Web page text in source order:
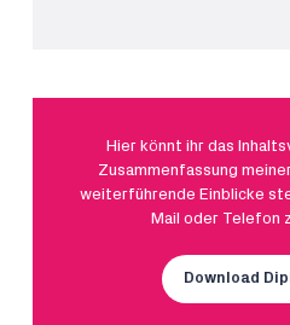
Hier könnt ihr das
Zusammenfassung
weiterführende Einblicke
Mail oder Telefon
Download